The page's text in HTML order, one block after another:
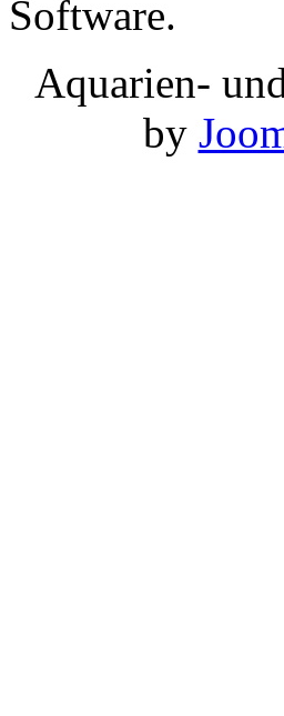
Software.
Aquarien-
by